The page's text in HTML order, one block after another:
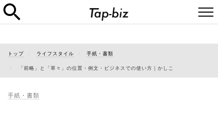
トップ ライフスタイル 手紙・書類
「前略」と「草々」の位置・例文・ビジネスでの使い方｜かしこ
手紙・書類